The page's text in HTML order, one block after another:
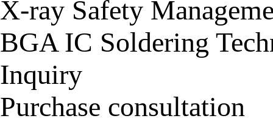
X-ray Safety
BGA IC Soldering
Inquiry
Purchase consultation